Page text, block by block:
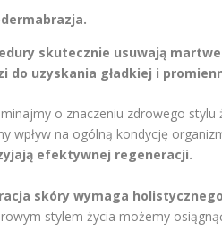
skutecznie usuwają
do uzyskania gładkiej i
o znaczeniu zdrowego
wpływ na ogólną kondycję
efektywnej regeneracji.
skóry wymaga
stylem życia możemy